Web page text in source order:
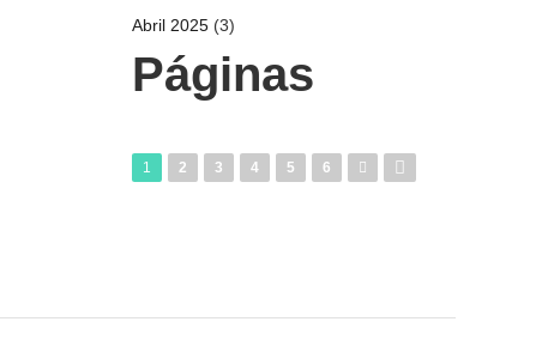
Abril 2025 (3)
Páginas
1 2 3 4 5 6